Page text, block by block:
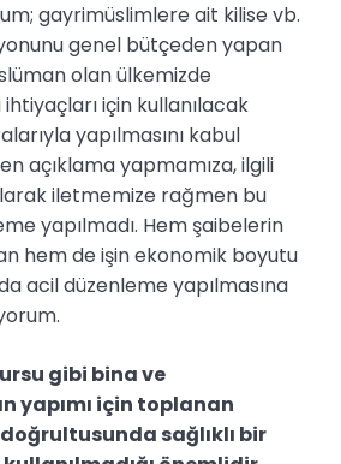
gayrimüslimlere ait kilise vb.
genel bütçeden yapan
olan ülkemizde
için kullanılacak
yapılmasını kabul
açıklama yapmamıza, ilgili
iletmemize rağmen bu
yapılmadı. Hem şaibelerin
hem de işin ekonomik boyutu
acil düzenleme yapılmasına
gibi bina ve
yapımı için toplanan
sağlıklı bir